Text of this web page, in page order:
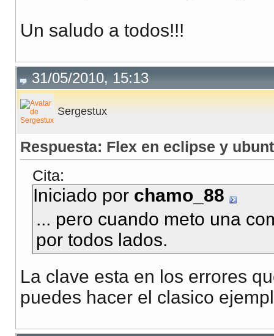
Un saludo a todos!!!
31/05/2010, 15:13
Sergestux
Respuesta: Flex en eclipse y
Cita:
Iniciado por chamo_88
... pero cuando meto una
por todos lados.
La clave esta en los errores
puedes hacer el clasico